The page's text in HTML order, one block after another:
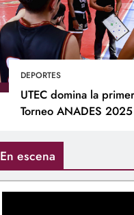
DEPORTES
UTEC domina la
Torneo ANADES 2025
En escena